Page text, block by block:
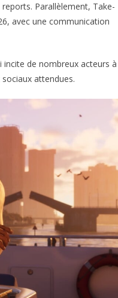
Parallèlement, Take-
avec une communication
incite de nombreux acteurs à
attendues.